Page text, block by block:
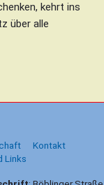
kehrt ins
über alle
Kontakt
Links